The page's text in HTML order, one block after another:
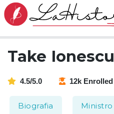
Take Ionescu
4.5/5.0 12k Enrolled
Biografia Ministro